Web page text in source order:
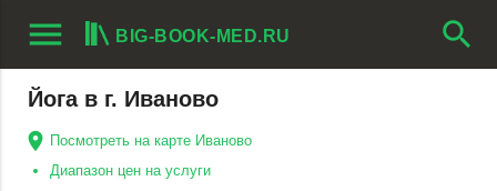
menu BIG-BOOK-MED.RU search
Йога в г. Иваново
Посмотреть на карте Иваново
Диапазон цен на услуги